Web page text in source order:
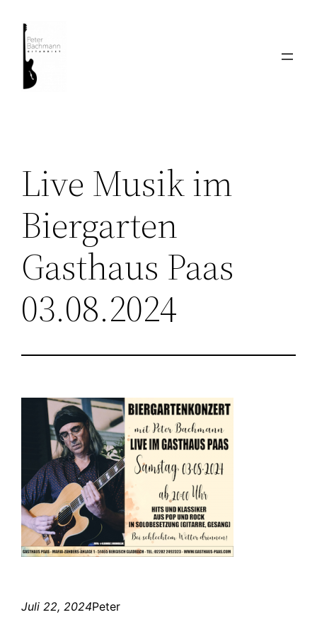
Inhalt
springen
Live Musik im
Biergarten
Gasthaus Paas
03.08.2024
Juli 22, 2024Peter